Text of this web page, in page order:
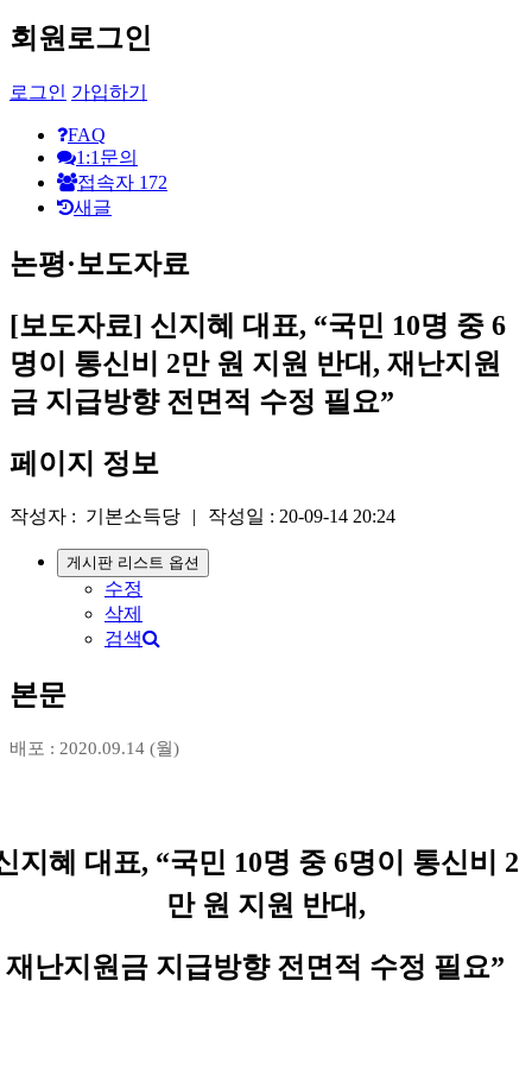
회원로그인
로그인 가입하기
FAQ
1:1문의
접속자 172
새글
논평·보도자료
[보도자료] 신지혜 대표, “국민 10명 중 6
명이 통신비 2만 원 지원 반대, 재난지원
금 지급방향 전면적 수정 필요”
페이지 정보
작성자 : 기본소득당 | 작성일 : 20-09-14 20:24
게시판 리스트 옵션
수정
삭제
검색
본문
배포 : 2020.09.14 (월)
지혜 대표, “국민 10명 중6명이 통신비 2
만 원 지원 반대 ,
재난지원금 지급방향 전면적 수정 필요”